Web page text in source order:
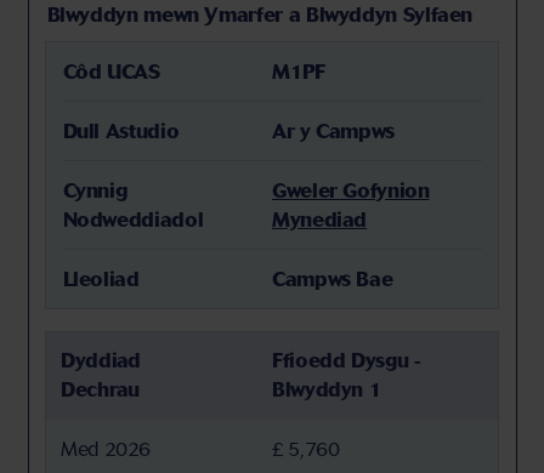
Blwyddyn mewn Ymarfer a Blwyddyn Sylfaen
Côd UCAS M1PF
Dull Astudio Ar y Campws
Cynnig
Nodweddiadol
Gweler Gofynion
Mynediad
Lleoliad Campws Bae
Dyddiad
Dechrau
Ffioedd Dysgu -
Blwyddyn 1
Med 2026 £ 5,760